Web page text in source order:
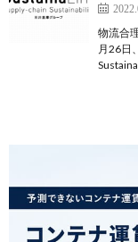
物流合
月26日